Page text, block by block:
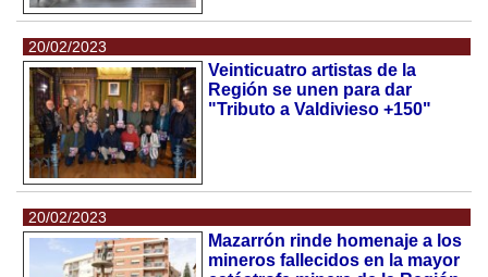
20/02/2023
Veinticuatro artistas de la
Región se unen para dar
"Tributo a Valdivieso +150"
20/02/2023
Mazarrón rinde homenaje a los
mineros fallecidos en la mayor